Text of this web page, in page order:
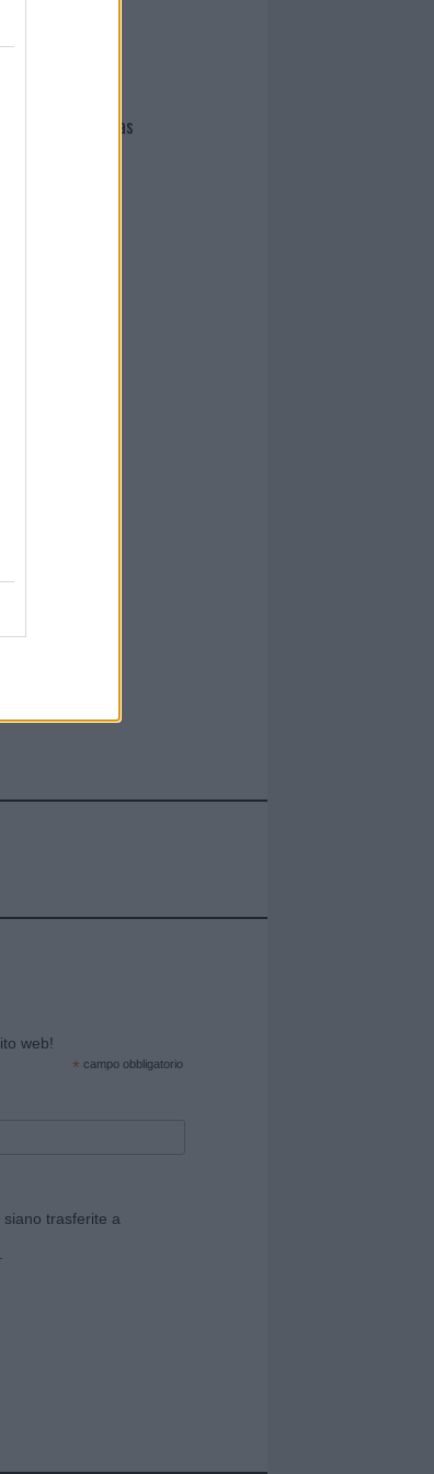
Cabras
web!
* campo obbligatorio
trasferite a